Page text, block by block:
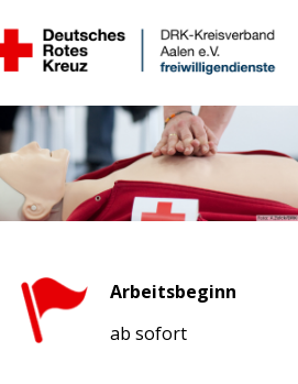
Arbeitsbeginn
ab sofort